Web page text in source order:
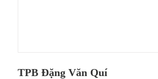
TPB Đặng Văn Quí